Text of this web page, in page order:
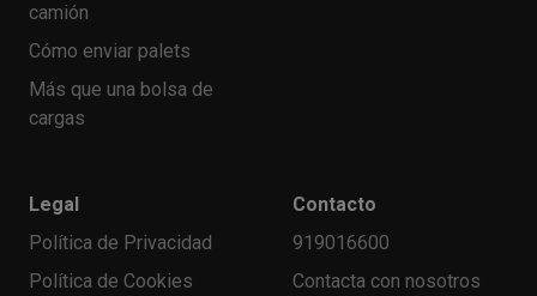
camión
Cómo enviar palets
Más que una bolsa de
cargas
Legal
Política de Privacidad
Política de Cookies
Contacto
919016600
Contacta con nosotros